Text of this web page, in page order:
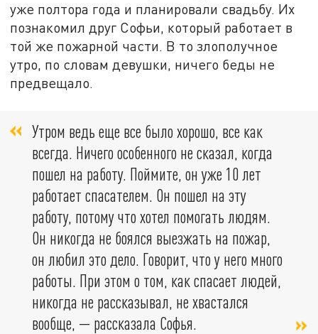
уже полтора года и планировали свадьбу. Их
познакомил друг Софьи, который работает в
той же пожарной части. В то злополучное
утро, по словам девушки, ничего беды не
предвещало.
Утром ведь еще все было хорошо, все как
всегда. Ничего особенного не сказал, когда
пошел на работу. Поймите, он уже 10 лет
работает спасателем. Он пошел на эту
работу, потому что хотел помогать людям.
Он никогда не боялся выезжать на пожар,
он любил это дело. Говорит, что у него много
работы. При этом о том, как спасает людей,
никогда не рассказывал, не хвастался
вообще, — рассказала Софья.